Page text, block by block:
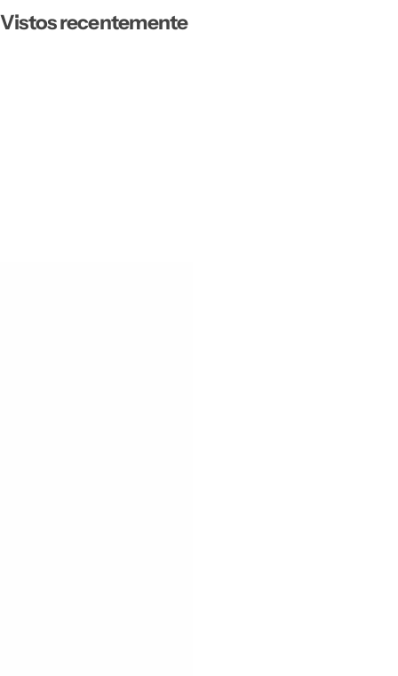
Vistos recentemente